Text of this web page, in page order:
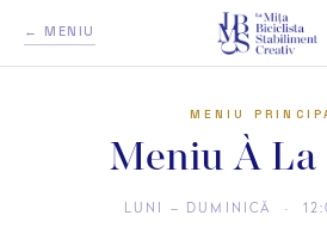
← MENIU
MENIU
Meniu À La
LUNI – DUMINICĂ ·